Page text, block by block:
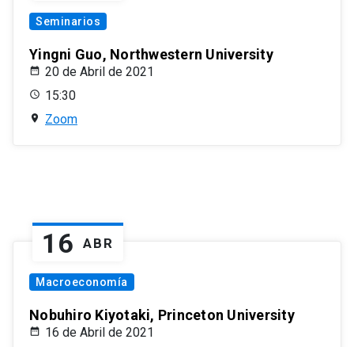
Seminarios
Yingni Guo, Northwestern University
20 de Abril de 2021
15:30
Zoom
16 ABR
Macroeconomía
Nobuhiro Kiyotaki, Princeton University
16 de Abril de 2021